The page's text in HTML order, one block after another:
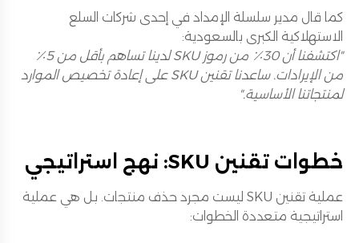
كما قال مدير سلسلة الإمداد في إحدى شركات السلع
الاستهلاكية الكبرى بالسعودية:
"اكتشفنا أن 30٪ من رموز SKU لدينا تساهم بأقل من 5٪
من الإيرادات. ساعدنا تقنين SKU على إعادة تخصيص الموارد
لمنتجاتنا الأساسية."
خطوات تقنين SKU: نهج استراتيجي
عملية تقنين SKU ليست مجرد حذف منتجات. بل هي عملية
استراتيجية متعددة الخطوات: